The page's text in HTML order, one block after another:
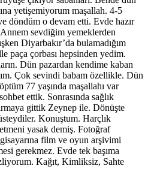
yetişemiyorum maşallah. 4-5
döndüm o devam etti. Evde hazır
sevdiğim yemeklerden
Diyarbakır’da bulamadığım
paça çorbası hepsinden yedim.
Dün pazardan kendime kaban
Çok sevindi babam özellikle. Dün
77 yaşında maşallahı var
ettik. Sonrasında sağlık
gittik Zeynep ile. Dönüşte
Konuştum. Harçlık
yasak demiş. Fotoğraf
film ve oyun arşivimi
gerekmez. Evde tek başıma
Kağıt, Kimliksiz, Sahte